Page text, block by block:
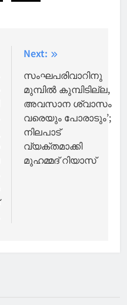
Next:
സംഘപരിവാറിനു
മുമ്പില്‍ കുമ്പിടില്ല,
അവസാന ശ്വാസം
വരെയും പോരാടും’;
നിലപാട്
വ്യക്തമാക്കി
മുഹമ്മദ് റിയാസ്